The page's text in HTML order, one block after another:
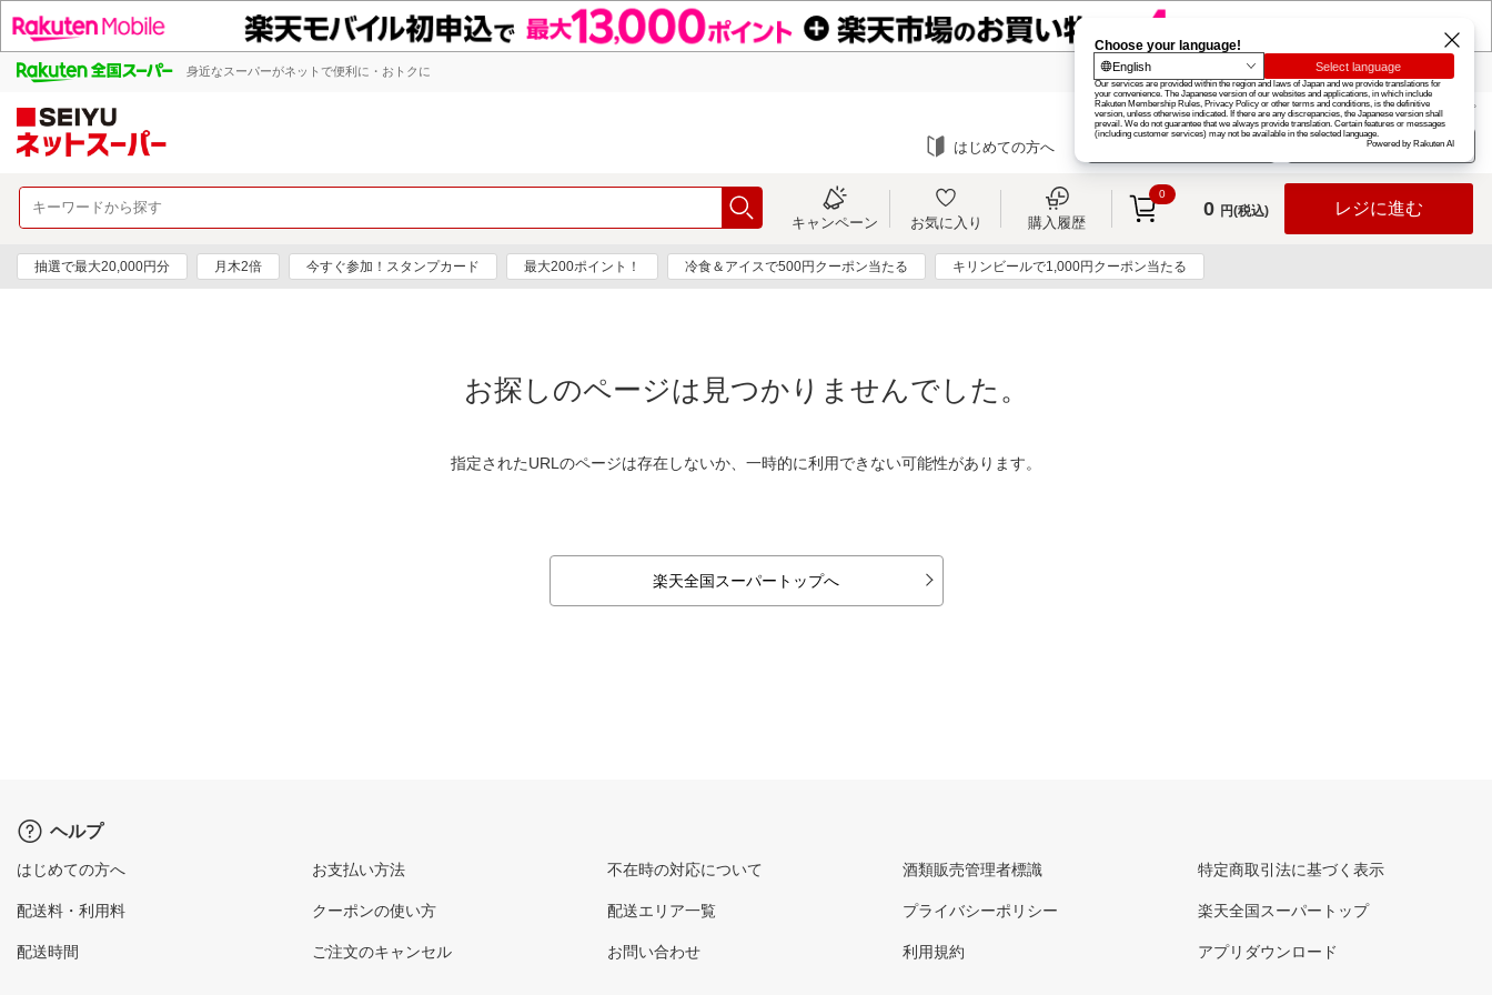
身近なスーパーがネットで便利に・おトクに 楽天グループ カード
お知らせ ヘルプ
はじめての方へ ログイン
キャンペーン お気に入り 購入履歴
0
0 円(税込) レジに進む
抽選で最大20,000円分 月木2倍 今すぐ参加！スタンプカード 最大200ポイント！ 冷食＆アイスで500円クーポン当たる キリンビールで1,000円クーポン当たる
お探しのページは見つかりませんでした。
指定されたURLのページは存在しないか、一時的に利用できない可能性があります。
楽天全国スーパートップへ
ヘルプ
はじめての方へ
配送料・利用料
配送時間
お支払い方法
クーポンの使い方
ご注文のキャンセル
不在時の対応について
配送エリア一覧
お問い合わせ
酒類販売管理者標識
プライバシーポリシー
利用規約
特定商取引法に基づく表示
楽天全国スーパートップ
アプリダウンロード